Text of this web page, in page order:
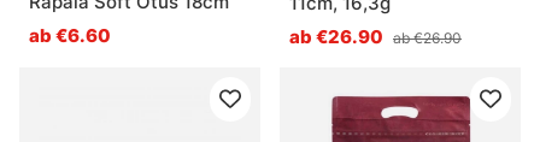
ab €6.60
ab €26.90 ab €26.90